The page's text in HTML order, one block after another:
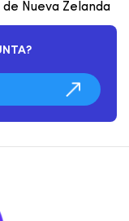
de Nueva Zelanda